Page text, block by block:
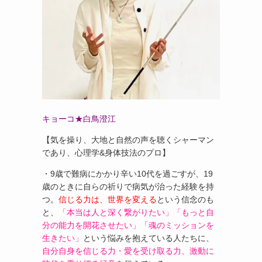
キョーコ★白鳥澄江
【気を操り、大地と自然の声を聴くシャーマン
であり、心理学&身体技法のプロ】
・9歳で難病にかかり辛い10代を過ごすが、19
歳のときに自らの祈りで病気が治った経験を持
つ。 信じる力は、世界を変えるという信念のも
と、
「本当は人と深く繋がりたい」「もっと自
分の能力を開花させたい」「魂のミッションを
生きたい」
という悩みを抱えている人たちに、
自分自身を信じる力・愛を受け取る力、激動に